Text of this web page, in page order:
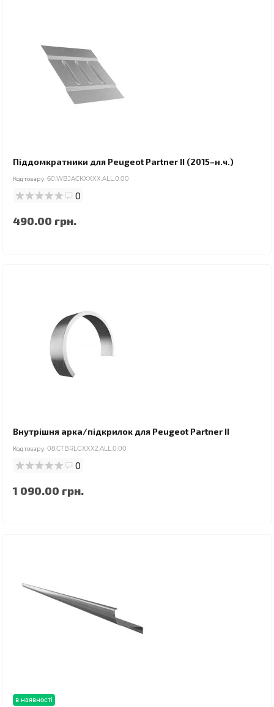
Піддомкратники для Peugeot Partner II (2015–н.ч.)
Код товару: 60.WBJACKXXXX.ALL.0.00
0
490.00 грн.
Внутрішня арка/підкрилок для Peugeot Partner II
Код товару: 08.CTBRLGXXX2.ALL.0.00
0
1 090.00 грн.
в наявності